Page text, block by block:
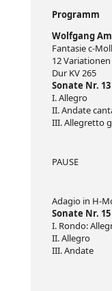
Programm
Wolfgang
Fantasie c-
12
Dur KV 265
Sonate Nr.
I. Allegro
II. Andate
III. Allegretto
PAUSE
Adagio in H-
Sonate Nr. 15
I. Rondo:
II. Allegro
III. Andate